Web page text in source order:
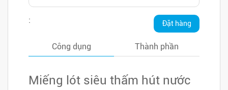
Đặt hàng
ngay
:
Công dụng Thành phần
Miếng lót siêu thấm hút nước